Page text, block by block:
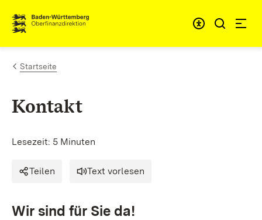
Zum Inhalt springen
Startseite
Kontakt
Lesezeit: 5 Minuten
Teilen Text vorlesen
Wir sind für Sie da!